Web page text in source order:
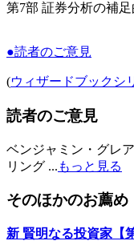
第7部 証券分析の補
●読者のご意見
(ウィザードブックシ
読者のご意見
ベンジャミン・グレ
リング ... もっと見る
そのほかのお薦め
新 賢明なる投資家【